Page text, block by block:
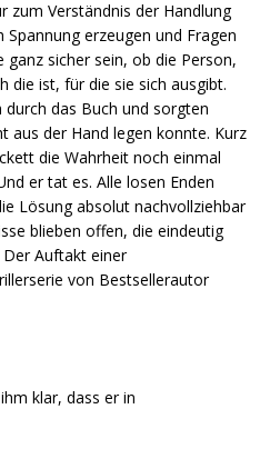
zum Verständnis der Handlung
erzeugen und Fragen
sicher sein, ob die Person,
die ist, für die sie sich ausgibt.
durch das Buch und sorgten
aus der Hand legen konnte. Kurz
die Wahrheit noch einmal
er tat es. Alle losen Enden
Lösung absolut nachvollziehbar
blieben offen, die eindeutig
Auftakt einer
von Bestsellerautor
klar, dass er in